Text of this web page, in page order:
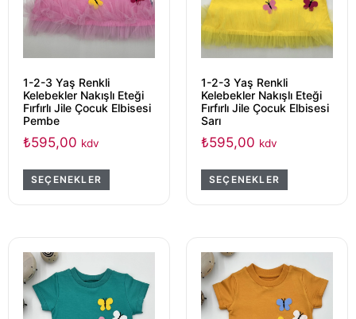
1-2-3 Yaş Renkli
Kelebekler Nakışlı Eteği
Fırfırlı Jile Çocuk Elbisesi
Pembe
₺595,00 kdv
SEÇENEKLER
1-2-3 Yaş Renkli
Kelebekler Nakışlı Eteği
Fırfırlı Jile Çocuk Elbisesi
Sarı
₺595,00 kdv
SEÇENEKLER